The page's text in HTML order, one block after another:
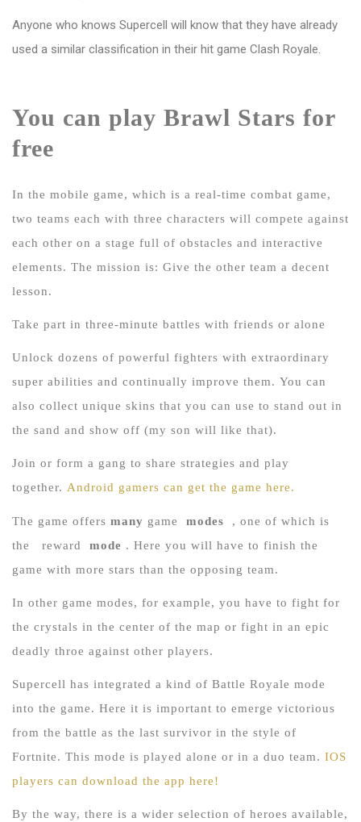
Anyone who knows Supercell will know that they have already
used a similar classification in their hit game Clash Royale.
You can play Brawl Stars for
free
In the mobile game, which is a real-time combat game,
two teams each with three characters will compete against
each other on a stage full of obstacles and interactive
elements. The mission is: Give the other team a decent
lesson.
Take part in three-minute battles with friends or alone
Unlock dozens of powerful fighters with extraordinary
super abilities and continually improve them. You can
also collect unique skins that you can use to stand out in
the sand and show off (my son will like that).
Join or form a gang to share strategies and play
together. Android gamers can get the game here.
The game offers many game modes
, one of which is
the
reward mode . Here you will have to finish the
game with more stars than the opposing team.
In other game modes, for example, you have to fight for
the crystals in the center of the map or fight in an epic
deadly throe against other players.
Supercell has integrated a kind of Battle Royale mode
into the game. Here it is important to emerge victorious
from the battle as the last survivor in the style of
Fortnite. This mode is played alone or in a duo team. IOS
players can download the app here!
By the way, there is a wider selection of heroes available,